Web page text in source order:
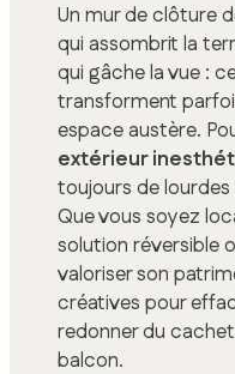
Un mur de clôture
qui assombrit la
qui gâche la vue :
transforment
espace austère.
extérieur
toujours de
Que vous soyez
solution réversible
valoriser son
créatives pour
redonner du
balcon.